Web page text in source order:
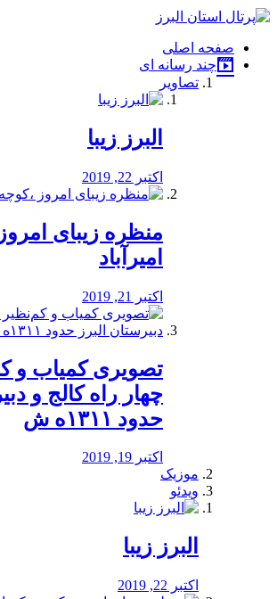
فصد
شرق
تهران
خشکشویی
صفحه اصلی
چند رسانه ای
تصاویر
البرز زیبا
اکتبر 22, 2019
منظره‌‌ زیبای
امیرآباد
اکتبر 21, 2019
️تصویری کمیاب و
چهار راه كالج و
حدود ۱۳۱۱ه ش
اکتبر 19, 2019
موزیک
ویدئو
البرز زیبا
اکتبر 22, 2019